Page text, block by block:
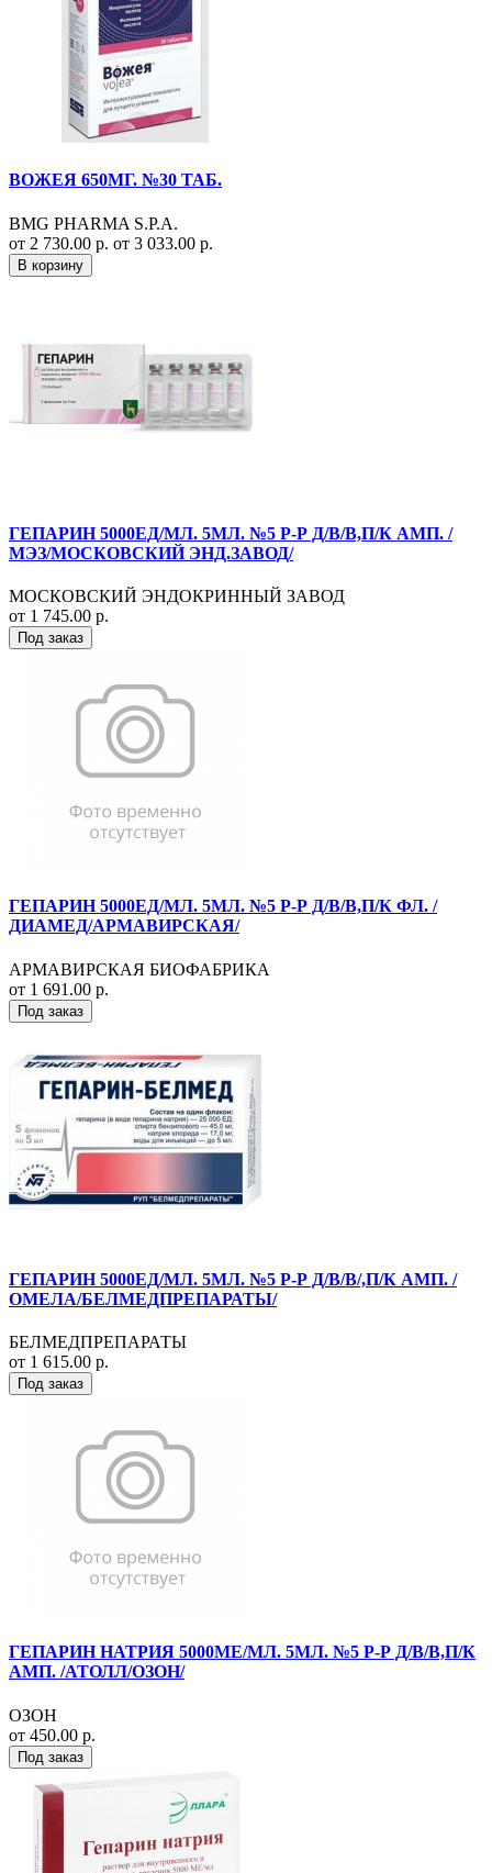
ВОЖЕЯ 650МГ. №30 ТАБ.
BMG PHARMA S.P.A.
от 2 730.00 р. от 3 033.00 р.
В корзину
ГЕПАРИН 5000ЕД/МЛ. 5МЛ. №5 Р-Р Д/В/В,П/К АМП. /
МЭЗ/МОСКОВСКИЙ ЭНД.ЗАВОД/
МОСКОВСКИЙ ЭНДОКРИННЫЙ ЗАВОД
от 1 745.00 р.
Под заказ
ГЕПАРИН 5000ЕД/МЛ. 5МЛ. №5 Р-Р Д/В/В,П/К ФЛ. /
ДИАМЕД/АРМАВИРСКАЯ/
АРМАВИРСКАЯ БИОФАБРИКА
от 1 691.00 р.
Под заказ
ГЕПАРИН 5000ЕД/МЛ. 5МЛ. №5 Р-Р Д/В/В/,П/К АМП. /
ОМЕЛА/БЕЛМЕДПРЕПАРАТЫ/
БЕЛМЕДПРЕПАРАТЫ
от 1 615.00 р.
Под заказ
ГЕПАРИН НАТРИЯ 5000МЕ/МЛ. 5МЛ. №5 Р-Р Д/В/В,П/К
АМП. /АТОЛЛ/ОЗОН/
ОЗОН
от 450.00 р.
Под заказ